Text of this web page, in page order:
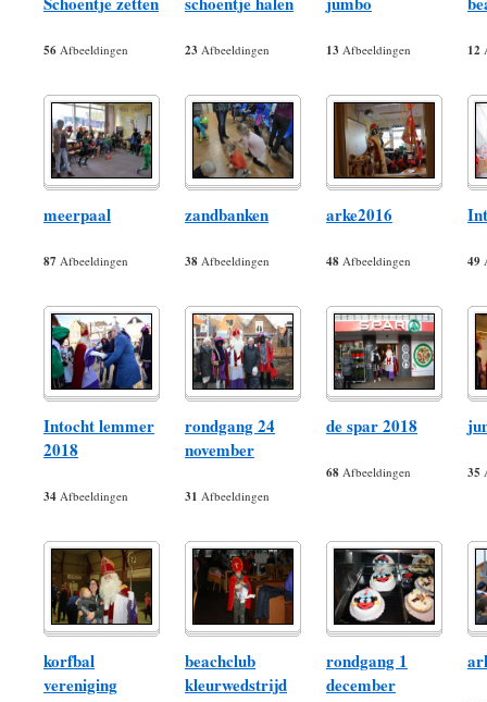
56 Afbeeldingen 23 Afbeeldingen 13 Afbeeldingen 12
meerpaal
87 Afbeeldingen
zandbanken
38 Afbeeldingen
arke2016
48 Afbeeldingen 49
Intocht lemmer
2018
34 Afbeeldingen
rondgang 24
november
31 Afbeeldingen
de spar 2018
68 Afbeeldingen 35
korfbal
vereniging
beachclub
kleurwedstrijd
rondgang 1
december